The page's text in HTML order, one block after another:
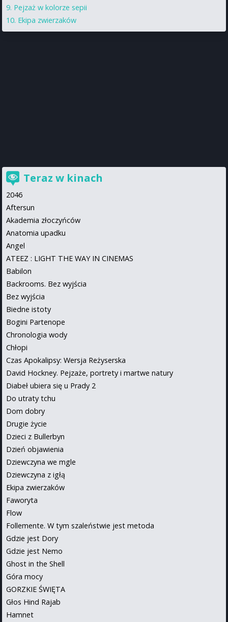
Pejzaż w kolorze sepii
Ekipa zwierzaków
Teraz w kinach
2046
Aftersun
Akademia złoczyńców
Anatomia upadku
Angel
ATEEZ : LIGHT THE WAY IN CINEMAS
Babilon
Backrooms. Bez wyjścia
Bez wyjścia
Biedne istoty
Bogini Partenope
Chronologia wody
Chłopi
Czas Apokalipsy: Wersja Reżyserska
David Hockney. Pejzaże, portrety i martwe natury
Diabeł ubiera się u Prady 2
Do utraty tchu
Dom dobry
Drugie życie
Dzieci z Bullerbyn
Dzień objawienia
Dziewczyna we mgle
Dziewczyna z igłą
Ekipa zwierzaków
Faworyta
Flow
Follemente. W tym szaleństwie jest metoda
Gdzie jest Dory
Gdzie jest Nemo
Ghost in the Shell
Góra mocy
GORZKIE ŚWIĘTA
Głos Hind Rajab
Hamnet